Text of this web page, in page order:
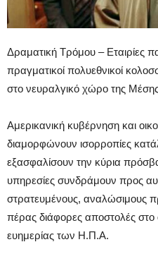
Δραματική Τρόμου – Eταιρίες
πραγματικοί πολυεθνικοί
στο νευραλγικό χώρο της
Αμερικανική κυβέρνηση και
διαμορφώνουν ισορροπίες
εξασφαλίσουν την κύρια
υπηρεσίες συνδράμουν προς
στρατευμένους, αναλώσιμους
πέρας διάφορες αποστολές στο
ευημερίας των Η.Π.Α.